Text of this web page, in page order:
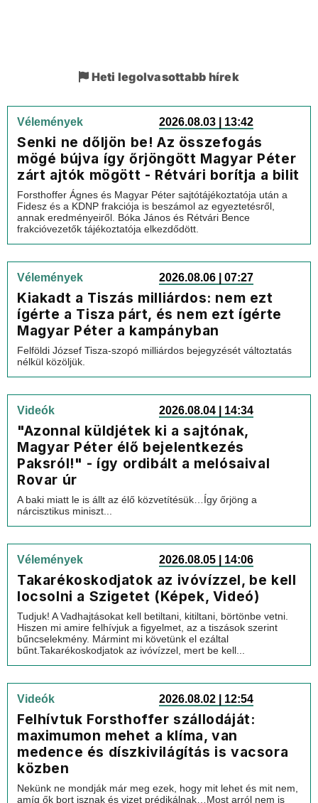
Heti legolvasottabb hírek
Vélemények 2026.08.03 | 13:42
Senki ne dőljön be! Az összefogás
mögé bújva így őrjöngött Magyar Péter
zárt ajtók mögött - Rétvári borítja a bilit
Forsthoffer Ágnes és Magyar Péter sajtótájékoztatója után a
Fidesz és a KDNP frakciója is beszámol az egyeztetésről,
annak eredményeiről. Bóka János és Rétvári Bence
frakcióvezetők tájékoztatója elkezdődött.
Vélemények 2026.08.06 | 07:27
Kiakadt a Tiszás milliárdos: nem ezt
ígérte a Tisza párt, és nem ezt ígérte
Magyar Péter a kampányban
Felföldi József Tisza-szopó milliárdos bejegyzését változtatás
nélkül közöljük.
Videók 2026.08.04 | 14:34
"Azonnal küldjétek ki a sajtónak,
Magyar Péter élő bejelentkezés
Paksról!" - így ordibált a melósaival
Rovar úr
A baki miatt le is állt az élő közvetítésük…Így őrjöng a
nárcisztikus miniszt...
Vélemények 2026.08.05 | 14:06
Takarékoskodjatok az ivóvízzel, be kell
locsolni a Szigetet (Képek, Videó)
Tudjuk! A Vadhajtásokat kell betiltani, kitiltani, börtönbe vetni.
Hiszen mi amire felhívjuk a figyelmet, az a tiszások szerint
bűncselekmény. Mármint mi követünk el ezáltal
bűnt.Takarékoskodjatok az ivóvízzel, mert be kell...
Videók 2026.08.02 | 12:54
Felhívtuk Forsthoffer szállodáját:
maximumon mehet a klíma, van
medence és díszkivilágítás is vacsora
közben
Nekünk ne mondják már meg ezek, hogy mit lehet és mit nem,
amíg ők bort isznak és vizet prédikálnak…Most arról nem is